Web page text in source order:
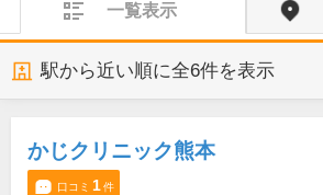
一覧表示
駅から近い順に全6件を表示
かじクリニック熊本
口コミ 1件